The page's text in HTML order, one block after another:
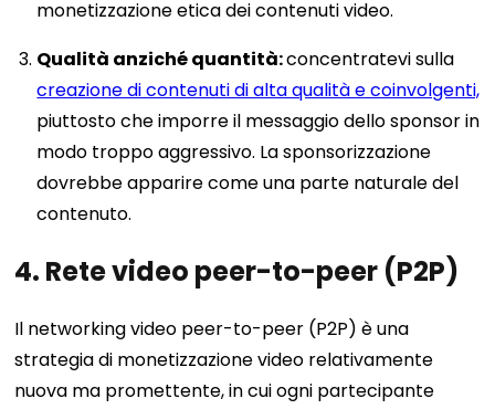
monetizzazione etica dei contenuti video.
Qualità anziché quantità:concentratevi sulla
creazione di contenuti di alta qualità e coinvolgenti,
piuttosto che imporre il messaggio dello sponsor in
modo troppo aggressivo. La sponsorizzazione
dovrebbe apparire come una parte naturale del
contenuto.
4. Rete video peer-to-peer (P2P)
Il networking video peer-to-peer (P2P) è una
strategia di monetizzazione video relativamente
nuova ma promettente, in cui ogni partecipante